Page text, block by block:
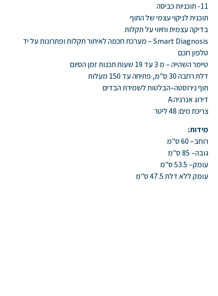
11- תוכניות כביסה
תוכנית לניקוי עצמי של התוף
בדיקה עצמית וחיווי על תקלות
Smart Diagnosis –
מערכת חכמה לאיתור תקלות ופתרונות על יד
טלפון חכם
טיימר השהייה – מ 3עד19שעות תכנות זמן הסיום
דלת רחבה30ס"מ,פתיחה עד150מעלות
תוף נירוסטה–הבלטות לשמירת הבדים
דירוג אנרגיה:A
צריכת מים: 48
ליטר
מידות:
רוחב– 60 ס"מ
גובה– 85 ס"מ
עומק– 53.5 ס"מ
עומק ללא דלת47.5ס"מ